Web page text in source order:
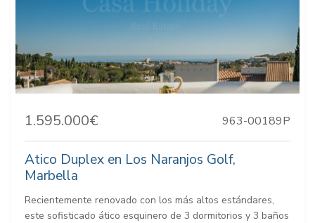
1.595.000€ 963-00189P
Atico Duplex en Los Naranjos Golf,
Marbella
Recientemente renovado con los más altos estándares,
este sofisticado ático esquinero de 3 dormitorios y 3 baños